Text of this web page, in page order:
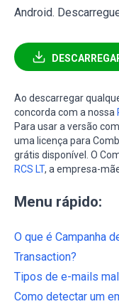
Android.
Ao descarregar
concorda com a nossa
Para usar a versão
uma licença para
grátis disponível. O
RCS LT, a empresa-
Menu rápido:
O que é Campanha
Transaction?
Tipos de e-mails
Como detectar um